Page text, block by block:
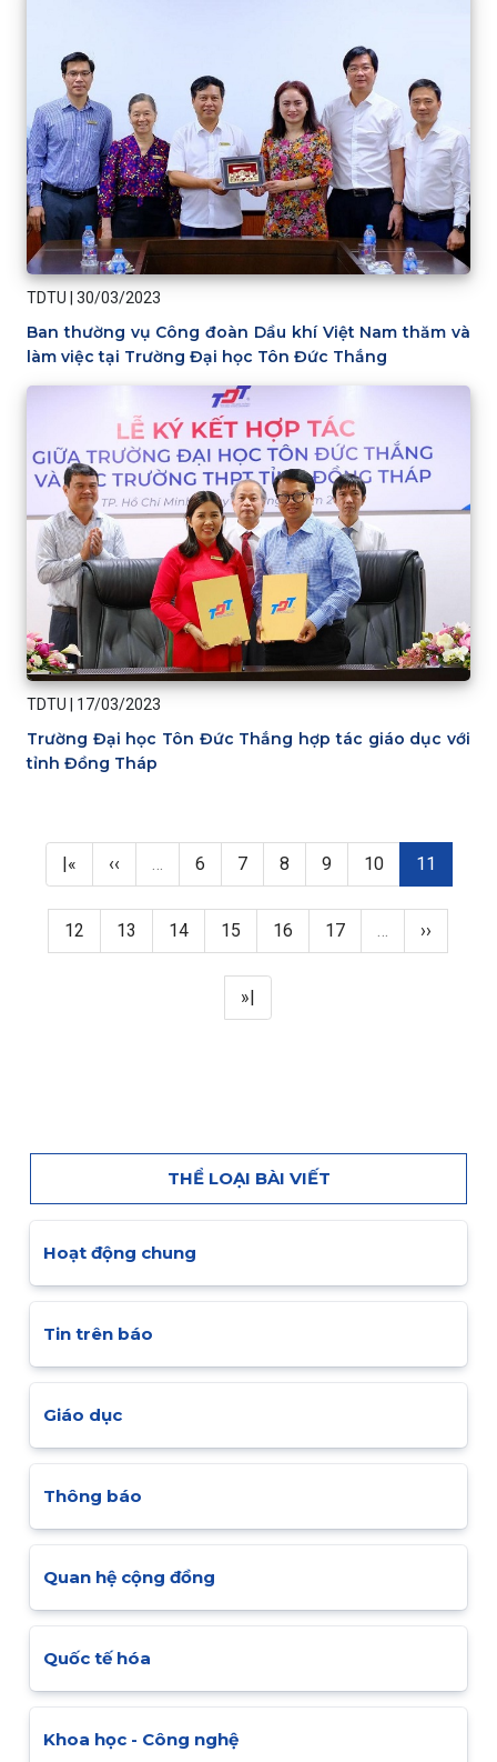
TDTU 30/03/2023
Ban thường vụ Công đoàn Dầu khí Việt Nam thăm và
làm việc tại Trường Đại học Tôn Đức Thắng
TDTU 17/03/2023
Trường Đại học Tôn Đức Thắng hợp tác giáo dục với
tỉnh Đồng Tháp
First page
|« Previous page
‹‹ … Page
6 Page
7 Page
8 Page
9 Page
10 Trang
11
Page
12 Page
13 Page
14 Page
15 Page
16 Page
17 … Next
››
Last page
»|
THỂ LOẠI BÀI VIẾT
Hoạt động chung
Tin trên báo
Giáo dục
Thông báo
Quan hệ cộng đồng
Quốc tế hóa
Khoa học - Công nghệ